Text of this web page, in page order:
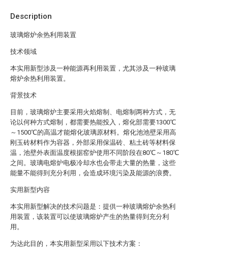
Description
玻璃熔炉余热利用装置
技术领域
本实用新型涉及一种能源再利用装置，尤其涉及一种玻璃
熔炉余热利用装置。
背景技术
目前，玻璃熔炉主要采用火焰熔制、电熔制两种方式，无
论以何种方式熔制，都需要热能投入，熔化部需要1300℃
～1500℃的高温才能熔化玻璃原材料。熔化池池壁采用高
刚玉砖材料作为容器，外部采用保温砖、粘土砖等材料保
温，池壁外表面温度根据窑炉使用不同阶段在80℃～180℃
之间。玻璃电熔炉电极冷却水也会带走大量的热量，这些
能量不能得到充分利用，会造成环境污染及能源的浪费。
实用新型内容
本实用新型解决的技术问题是：提供一种玻璃熔炉余热利
用装置，该装置可以使玻璃熔炉产生的热量得到充分利
用。
为达此目的，本实用新型采用以下技术方案：